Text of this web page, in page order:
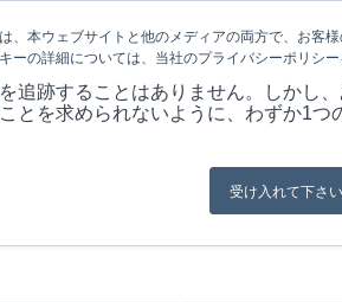
本ウェブサイトと他のメディアの両方で、お客
の詳細については、当社のプライバシーポリシー
追跡することはありません。しかし
とを求められないように、わずか1つ
受け入れて下さい
MARKET アプリケーション